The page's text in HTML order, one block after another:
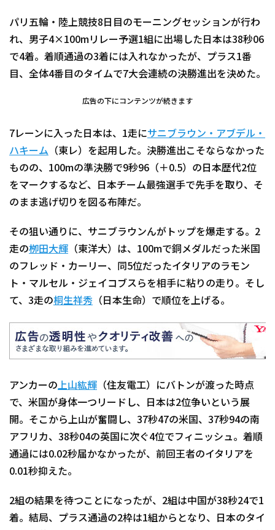
パリ五輪・陸上競技8日目のモーニングセッションが行わ
れ、男子4×100mリレー予選1組に出場した日本は38秒06
で4着。着順通過の3着には入れなかったが、プラス1番
目、全体4番目のタイムで7大会連続の決勝進出を決めた。
広告の下にコンテンツが続きます
7レーンに入った日本は、1走にサニブラウン・アブデル・
ハキーム （東レ）を起用した。決勝進出こそならなかった
ものの、100mの準決勝で9秒96（＋0.5）の日本歴代2位
をマークするなど、日本チーム最強選手で先手を取り、そ
のまま逃げ切りを図る布陣だ。
その狙い通りに、サニブラウンんがトップを爆走する。2
走の栁田大輝 （東洋大）は、100mで銅メダルだった米国
のフレッド・カーリー、同5位だったイタリアのラモン
ト・マルセル・ジェイコブスらを相手に粘りの走り。そし
て、3走の桐生祥秀 （日本生命）で順位を上げる。
アンカーの上山紘輝 （住友電工）にバトンが渡った時点
で、米国が身体一つリードし、日本は2位争いという展
開。そこから上山が奮闘し、37秒47の米国、37秒94の南
アフリカ、38秒04の英国に次ぐ4位でフィニッシュ。着順
通過には0.02秒届かなかったが、前回王者のイタリアを
0.01秒抑えた。
2組の結果を待つことになったが、2組は中国が38秒24で1
着。結局、プラス通過の2枠は1組からとなり、日本のタイ